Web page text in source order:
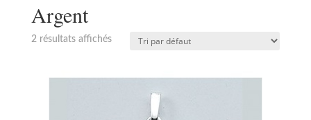
Argent
2 résultats affichés